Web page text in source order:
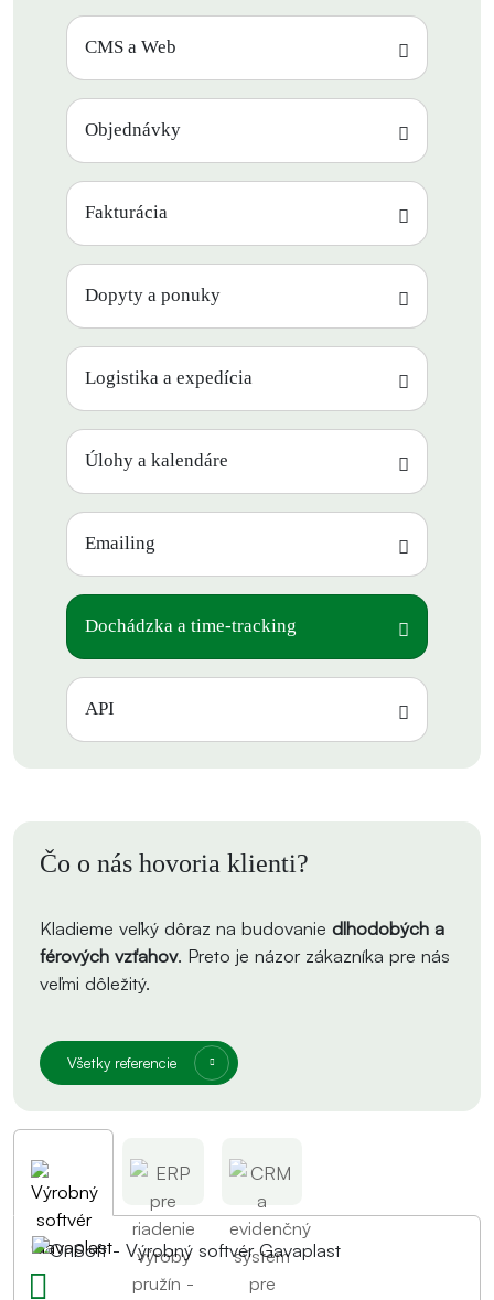
CMS a Web
Objednávky
Fakturácia
Dopyty a ponuky
Logistika a expedícia
Úlohy a kalendáre
Emailing
Dochádzka a time-tracking
API
Čo o nás hovoria klienti?
Kladieme veľký dôraz na budovanie dlhodobých a
férových vzťahov. Preto je názor zákazníka pre nás
veľmi dôležitý.
Všetky referencie